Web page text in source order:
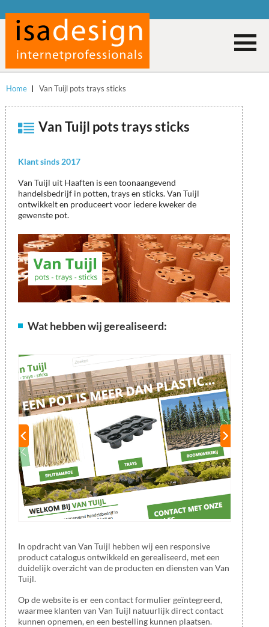
Home Van Tuijl pots trays sticks
Van Tuijl pots trays sticks
Klant sinds 2017
Van Tuijl uit Haaften is een toonaangevend
handelsbedrijf in potten, trays en sticks. Van Tuijl
ontwikkelt en produceert voor iedere kweker de
gewenste pot.
Wat hebben wij gerealiseerd:
In opdracht van Van Tuijl hebben wij een responsive
product catalogus ontwikkeld en gerealiseerd, met een
duidelijk overzicht van de producten en diensten van Van
Tuijl.
Op de website is er een contact formulier geïntegreerd,
waarmee klanten van Van Tuijl natuurlijk direct contact
kunnen opnemen, en een bestelling kunnen plaatsen.